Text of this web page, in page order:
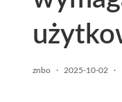
znbo · 2025-10-02 ·